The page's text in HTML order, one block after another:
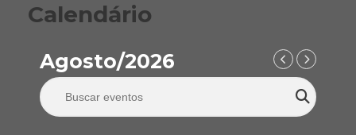
Calendário
Agosto/2026